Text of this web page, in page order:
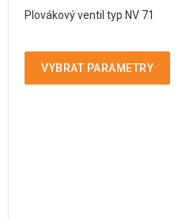
Plovákový ventil typ NV 71
VYBRAT PARAMETRY